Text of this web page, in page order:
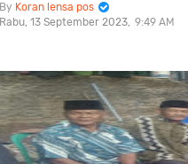
Koran lensa pos
Rabu, 13 September 2023 9:49 AM